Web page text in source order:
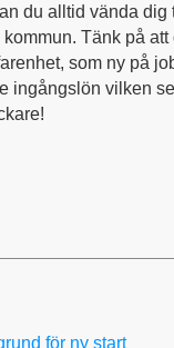
du alltid vända
kommun. Tänk på
som ny på
ingångslön vilken
för ny start